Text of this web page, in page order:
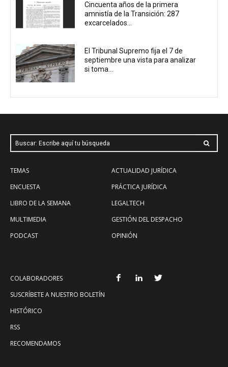
Cincuenta años de la primera
amnistía de la Transición: 287
excarcelados...
El Tribunal Supremo fija el 7 de
septiembre una vista para analizar
si toma...
Buscar: Escribe aquí tu búsqueda
TEMAS
ENCUESTA
LIBRO DE LA SEMANA
MULTIMEDIA
PODCAST
ACTUALIDAD JURÍDICA
PRÁCTICA JURÍDICA
LEGALTECH
GESTIÓN DEL DESPACHO
OPINIÓN
COLABORADORES
SUSCRÍBETE A NUESTRO BOLETÍN
HISTÓRICO
RSS
RECOMENDAMOS